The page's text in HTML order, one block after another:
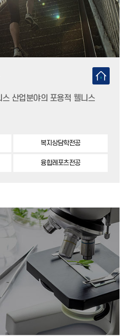
산업분야의 포용적 웰니스
복지상담학전공
융합레포츠전공